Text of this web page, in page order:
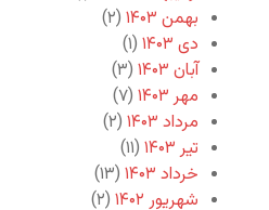
بهمن ۱۴۰۳
(۲)
دی ۱۴۰۳
(۱)
آبان ۱۴۰۳
(۳)
مهر ۱۴۰۳
(۷)
مرداد ۱۴۰۳
(۲)
تیر ۱۴۰۳
(۱۱)
خرداد ۱۴۰۳
(۱۳)
شهریور ۱۴۰۲
(۲)